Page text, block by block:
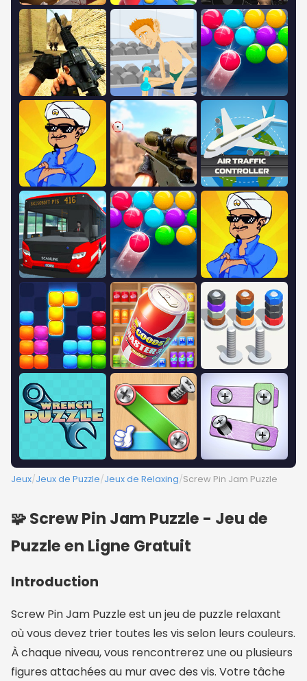
Jeux/Jeux de Puzzle/Jeux de Relaxing/Screw Pin Jam Puzzle
🧩 Screw Pin Jam Puzzle - Jeu de
Puzzle en Ligne Gratuit
Introduction
Screw Pin Jam Puzzle est un jeu de puzzle relaxant
où vous devez trier toutes les vis selon leurs couleurs.
À chaque niveau, vous rencontrerez une ou plusieurs
figures attachées au mur avec des vis. Votre tâche